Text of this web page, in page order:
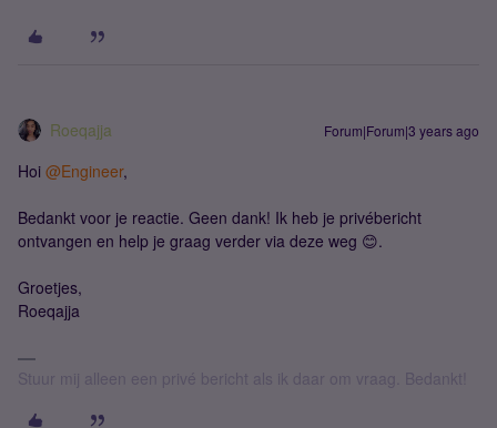
Roeqajja Forum|Forum|3 years ago
Hoi @Engineer,
Bedankt voor je reactie. Geen dank! Ik heb je privébericht
ontvangen en help je graag verder via deze weg 😊.
Groetjes,
Roeqajja
Stuur mij alleen een privé bericht als ik daar om vraag. Bedankt!